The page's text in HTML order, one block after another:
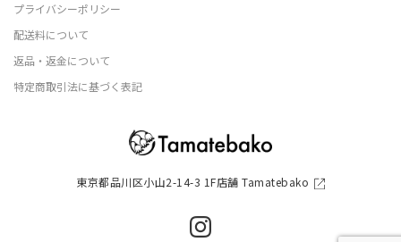
東京都品川区小山2-14-3 1F店舗 Tamatebako
プライバシーポリシー
配送料について
返品・返金について
特定商取引法に基づく表記